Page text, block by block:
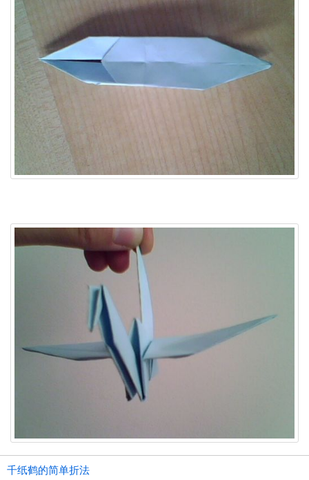
千纸鹤的简单折法